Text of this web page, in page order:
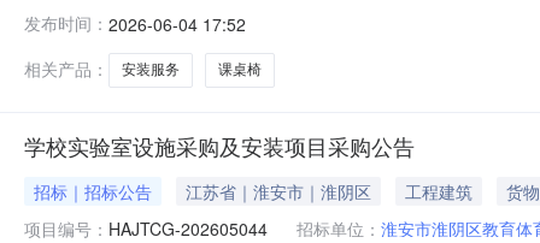
发布时间： 2026-06-04 17:52
相关产品：
安装服务 课桌椅
学校实验室设施采购及安装项目采购公告
招标｜招标公告 江苏省｜淮安市｜淮阴区 工程建筑
货物
项目编号： HAJTCG-202605044 招标单位： 淮安市淮阴区教育体